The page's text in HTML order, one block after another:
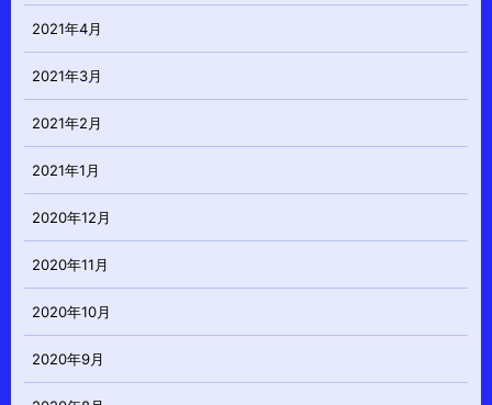
2021年4月
2021年3月
2021年2月
2021年1月
2020年12月
2020年11月
2020年10月
2020年9月